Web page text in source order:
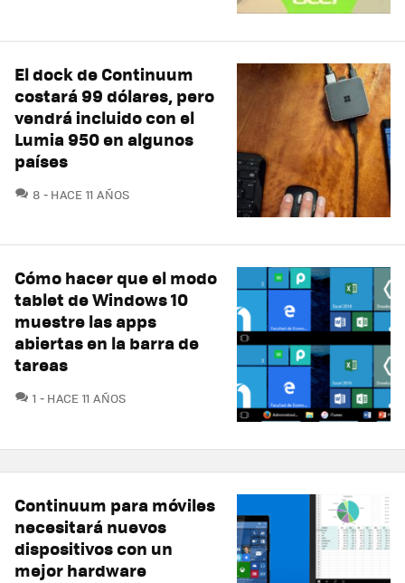
El dock de Continuum
costará 99 dólares, pero
vendrá incluido con el
Lumia 950 en algunos
países
8 COMENTARIOS
HACE 11 AÑOS
Cómo hacer que el modo
tablet de Windows 10
muestre las apps
abiertas en la barra de
tareas
1 COMENTARIOS
HACE 11 AÑOS
Continuum para móviles
necesitará nuevos
dispositivos con un
mejor hardware